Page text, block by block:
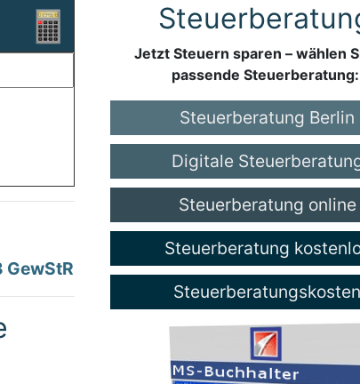
Jetzt Steuern sparen – wählen
passende Steuerberatung:
Steuerberatung Berlin
Digitale
Steuerberatung online
Steuerberatung
Steuerberatungskosten